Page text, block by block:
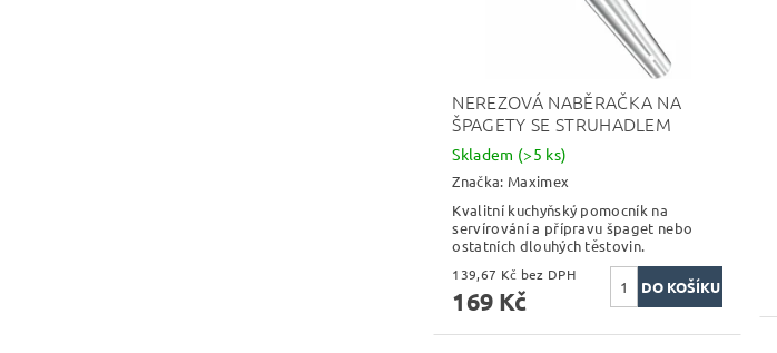
NEREZOVÁ NABĚRAČKA NA
ŠPAGETY SE STRUHADLEM
Skladem (>5 ks)
Značka: Maximex
Kvalitní kuchyňský pomocník na
servírování a přípravu špaget nebo
ostatních dlouhých těstovin.
139,67 Kč bez DPH
169 Kč